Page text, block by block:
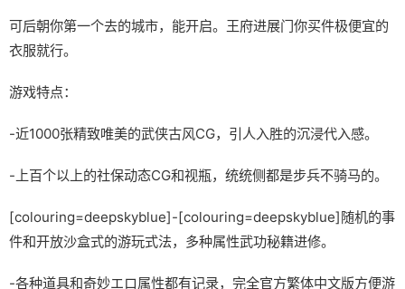
可后朝你第一个去的城市，能开启。王府进展门你买件极便宜的
衣服就行。
游戏特点：
-近1000张精致唯美的武侠古风CG，引人入胜的沉浸代入感。
-上百个以上的社保动态CG和视瓶，统统侧都是步兵不骑马的。
[colouring=deepskyblue]-[colouring=deepskyblue]随机的事
件和开放沙盒式的游玩式法，多种属性武功秘籍进修。
-各种道具和奇妙エロ属性都有记录，完全官方繁体中文版方便游